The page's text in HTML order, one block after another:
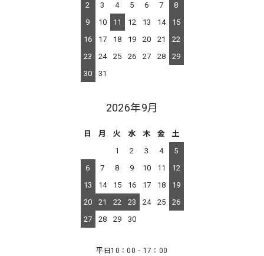
2
3 4 5 6 7
8
9
10 11 12 13 14
15
16
17 18 19 20 21
22
23
24 25 26 27 28
29
30
31
2026年9月
日 月 火 水 木 金
土
1
2 3 4
5
6
7 8 9 10 11
12
13
14 15 16 17 18
19
20
21 22 23 24 25
26
27
28 29 30
平日10：00‐17：00